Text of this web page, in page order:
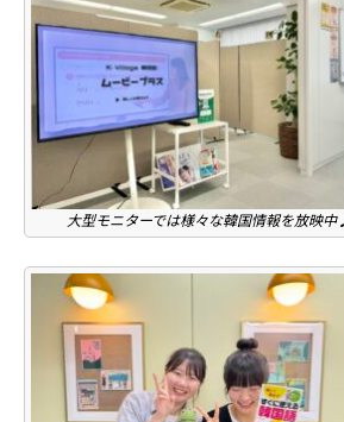
大型モニターでは様々な韓国情報を放映